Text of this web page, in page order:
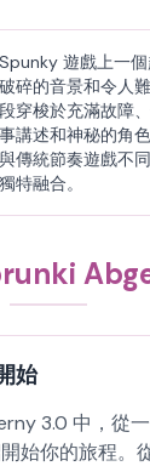
遊戲上一
碎的音景和令人
穿梭於充滿故障
講述和神秘的角色
傳統節奏遊戲不
特融合。
始
3.0 中，從
始你的旅程。